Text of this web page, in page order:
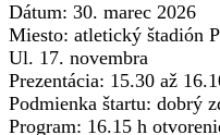
Dátum: 30. marec 2026
Miesto: atletický štadión
Ul. 17. novembra
Prezentácia: 15.30 až
Podmienka štartu: dobrý
Program: 16.15 h